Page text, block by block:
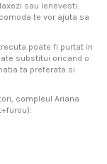
sau lenevesti.
te vor ajuta sa
poate fi purtat in
substitui oricand o
ta preferata si
compleul Ariana